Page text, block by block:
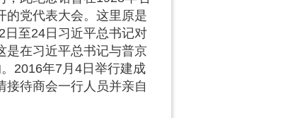
的党代表大会。这里原是
至24日习近平总书记对
是在习近平总书记与普京
2016年7月4日举行建成
待商会一行人员并亲自